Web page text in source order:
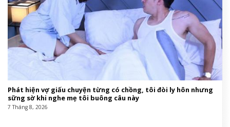
Phát hiện vợ giấu chuyện từng có chồng, tôi đòi ly hôn nhưng
sững sờ khi nghe mẹ tôi buông câu này
7 Tháng 8, 2026